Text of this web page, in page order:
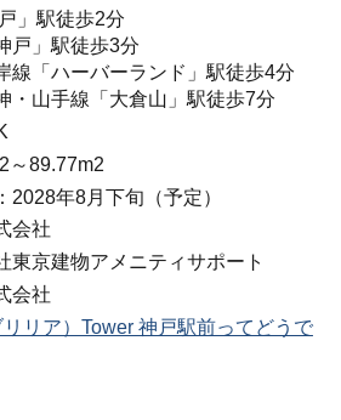
」駅徒歩2分
戸」駅徒歩3分
線「ハーバーランド」駅徒歩4分
・山手線「大倉山」駅徒歩7分
～89.77m2
2028年8月下旬（予定）
会社
東京建物アメニティサポート
会社
リア）Tower 神戸駅前ってどうで